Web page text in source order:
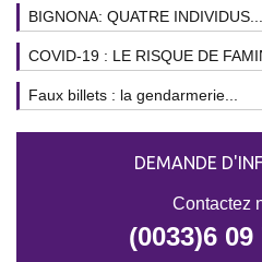
BIGNONA: QUATRE INDIVIDUS...
COVID-19 : LE RISQUE DE
Faux billets : la gendarmerie...
DEMANDE
Contactez
(0033)6 09